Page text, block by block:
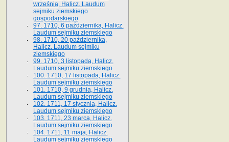
września, Halicz. Laudum
sejmiku ziemskiego
gospodarskiego
97. 1710, 6 października, Halicz.
Laudum sejmiku ziemskiego
98. 1710, 20 października,
Halicz. Laudum sejmiku
ziemskiego
99. 1710, 3 listopada, Halicz.
Laudum sejmiku ziemskiego
100. 1710, 17 listopada, Halicz.
Laudum sejmiku ziemskiego
101. 1710, 9 grudnia, Halicz.
Laudum sejmiku ziemskiego
102. 1711, 17 stycznia, Halicz.
Laudum sejmiku ziemskiego
103. 1711, 23 marca, Halicz.
Laudum sejmiku ziemskiego
104. 1711, 11 maja, Halicz.
Laudum sejmiku ziemskiego